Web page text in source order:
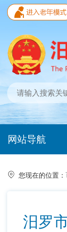
网站导航
您现在的位置：
汨罗